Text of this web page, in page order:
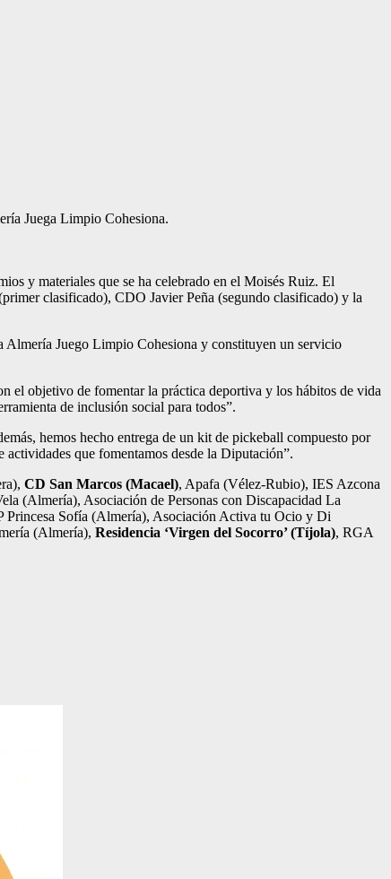
Juega Limpio Cohesiona.
y materiales que se ha celebrado en el Moisés Ruiz. El
clasificado), CDO Javier Peña (segundo clasificado) y la
Almería Juego Limpio Cohesiona y constituyen un servicio
el objetivo de fomentar la práctica deportiva y los hábitos de vida
de inclusión social para todos”.
hemos hecho entrega de un kit de pickeball compuesto por
actividades que fomentamos desde la Diputación”.
CD San Marcos (Macael), Apafa (Vélez-Rubio), IES Azcona
(Almería), Asociación de Personas con Discapacidad La
Sofía (Almería), Asociación Activa tu Ocio y Di
(Almería), Residencia ‘Virgen del Socorro’ (Tíjola), RGA